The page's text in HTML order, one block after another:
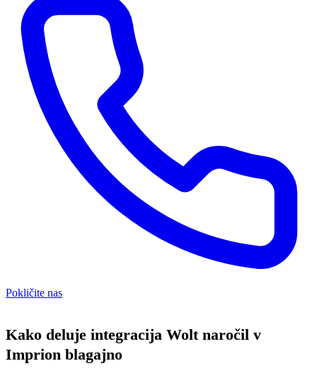
Pokličite nas
Kako deluje integracija Wolt naročil v
Imprion blagajno